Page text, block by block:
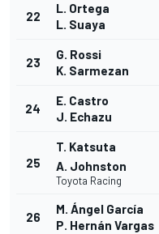
22
L. Ortega
L. Suaya
23
G. Rossi
K. Sarmezan
24
E. Castro
J. Echazu
25
T. Katsuta
A. Johnston
Toyota Racing
26
M. Ángel García
P. Hernán Vargas